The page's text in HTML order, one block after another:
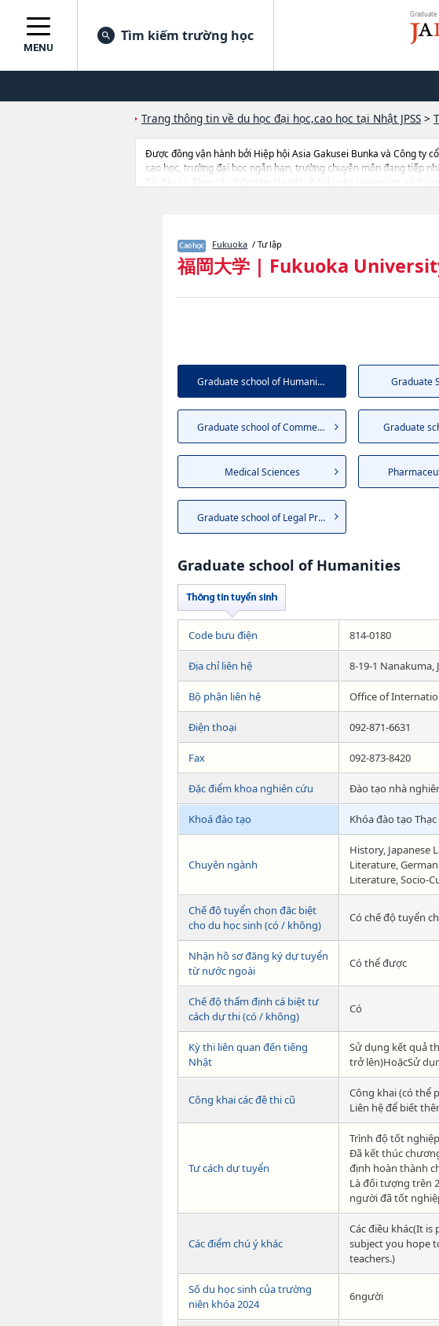
Graduate
MENU
Tìm kiếm trường học
Trang thông tin về du học đại học,cao học tại Nhật JPSS >
Được đồng vận hành bởi Hiệp hội Asia Gakusei Bunka và Công ty
cao học, trường đại học ngắn hạn, trường chuyên môn đang tiếp
Tại đây có đăng các thông tin chi tiết về Fukuoka University, và
Fukuoka / Tư lập
福岡大学 | Fukuoka
Graduate school of Humanities Graduate
Graduate school of Commerce Graduate
Medical Sciences
Graduate school of Legal Prac...
Graduate school of Humanities
Code bưu điện 814-0180
Địa chỉ liên hệ 8-19-1 Nanakuma,
Bộ phận liên hệ Office of
Điện thoại 092-871-6631
Fax 092-873-8420
Đặc điểm khoa nghiên cứu Đào tạo nhà
Khoá đào tạo Khóa đào tạo Thạc
Chuyên ngành
History, Japanese
Literature,
Literature, Socio-
Chế độ tuyển chọn đăc biệt
cho du học sinh (có / không)
Có chế độ tuyển
Nhận hồ sơ đăng ký dự tuyển
từ nước ngoài
Có thể được
Chế độ thẩm định cá biệt tư
cách dự thi (có / không)
Có
Kỳ thi liên quan đến tiếng
Nhật
Sử dụng kết quả
trở lên)HoặcSử
Công khai các đề thi cũ
Công khai (có thể
Liên hệ để biết
Tư cách dự tuyển
Trình độ tốt
Đã kết thúc
định hoàn thành
Là đối tượng trên
người đã tốt
Các điểm chú ý khác
Các điều khác(It
subject you hope
teachers.)
Số du học sinh của trường
niên khóa 2024
6người